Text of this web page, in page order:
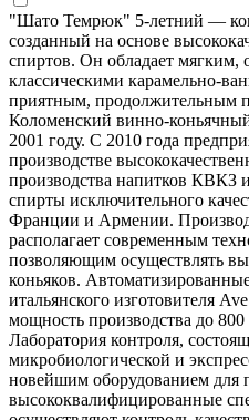
"Шато Темрюк" 5-летний —
созданный на основе
спиртов. Он обладает
классическими карамельно-
приятным, продолжительным
Коломенский винно-
2001 году. С 2010 года
производстве
производства напитков КВКЗ
спирты исключительного
Франции и Армении.
располагает современным
позволяющим осуществлять
коньяков.
итальянского изготовителя
мощность производства до
Лаборатория контроля,
микробиологической и
новейшим оборудованием для
высококвалифицированные